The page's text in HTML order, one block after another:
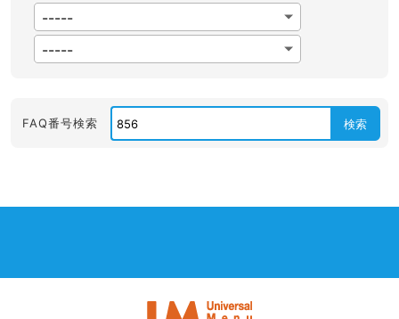
FAQ番号検索 検索